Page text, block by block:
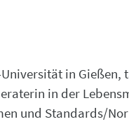
in
in der
und Standards/